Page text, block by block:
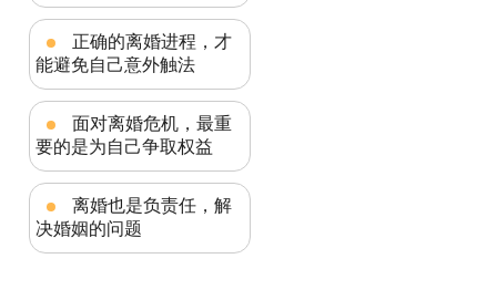
正确的离婚进程，才
能避免自己意外触法
面对离婚危机，最重
要的是为自己争取权益
离婚也是负责任，解
决婚姻的问题